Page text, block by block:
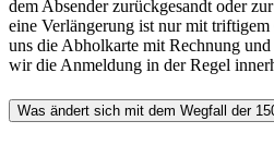
dem Absender zurückgesandt oder
eine Verlängerung ist nur mit
uns die Abholkarte mit Rechnung und
wir die Anmeldung in der Regel
Was ändert sich mit dem Wegfall der